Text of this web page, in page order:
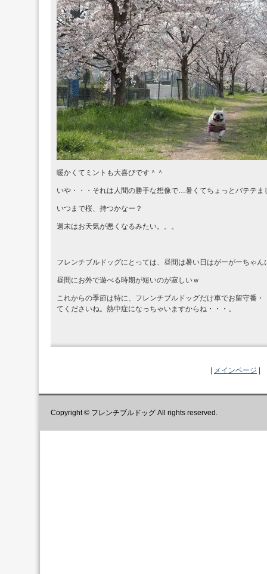
暖かくてミントも大喜びです＾＾
いや・・・それは人間の勝手な想像で…暑くてちょっとバテテま
いつまで桜、持つかなー？
週末はお天気が悪くなるみたい。。。
フレンチブルドッグにとっては、昼間は暑い日はがーがーちゃ
昼間にお外で遊べる時期が短いのが寂しいｗ
これからの季節は特に、フレンチブルドッグだけ車でお留守番
てくださいね。熱中症になっちゃいますからね・・・。
メインページ
Copyright © フレンチブルドッグ All rights reserved.